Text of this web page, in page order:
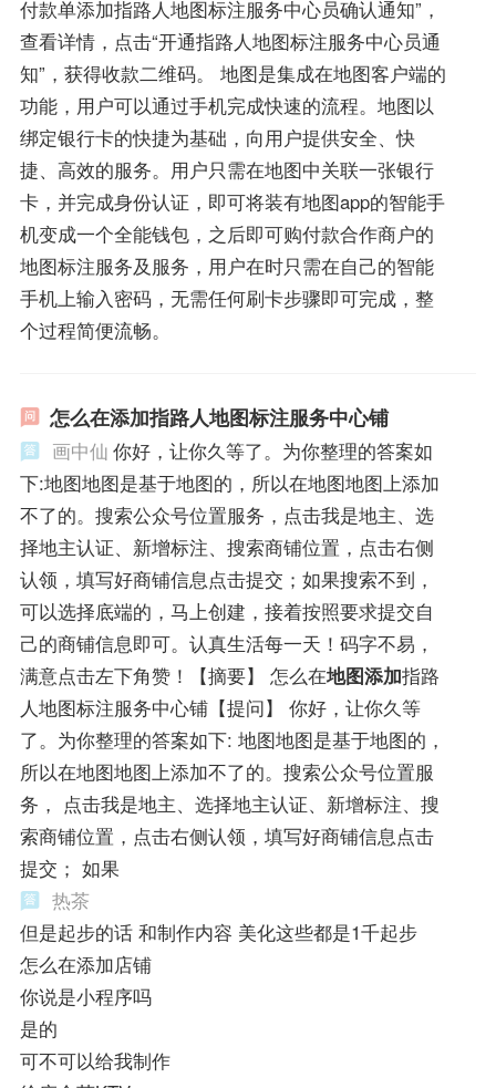
付款单添加指路人地图标注服务中心员确认通知”，
查看详情，点击“开通指路人地图标注服务中心员通
知”，获得收款二维码。 地图是集成在地图客户端的
功能，用户可以通过手机完成快速的流程。地图以
绑定银行卡的快捷为基础，向用户提供安全、快
捷、高效的服务。用户只需在地图中关联一张银行
卡，并完成身份认证，即可将装有地图app的智能手
机变成一个全能钱包，之后即可购付款合作商户的
地图标注服务及服务，用户在时只需在自己的智能
手机上输入密码，无需任何刷卡步骤即可完成，整
个过程简便流畅。
怎么在添加指路人地图标注服务中心铺
画中仙 你好，让你久等了。为你整理的答案如
下:地图地图是基于地图的，所以在地图地图上添加
不了的。搜索公众号位置服务，点击我是地主、选
择地主认证、新增标注、搜索商铺位置，点击右侧
认领，填写好商铺信息点击提交；如果搜索不到，
可以选择底端的，马上创建，接着按照要求提交自
己的商铺信息即可。认真生活每一天！码字不易，
满意点击左下角赞！【摘要】 怎么在地图添加指路
人地图标注服务中心铺【提问】 你好，让你久等
了。为你整理的答案如下: 地图地图是基于地图的，
所以在地图地图上添加不了的。搜索公众号位置服
务， 点击我是地主、选择地主认证、新增标注、搜
索商铺位置，点击右侧认领，填写好商铺信息点击
提交； 如果
热茶
但是起步的话 和制作内容 美化这些都是1千起步
怎么在添加店铺
你说是小程序吗
是的
可不可以给我制作